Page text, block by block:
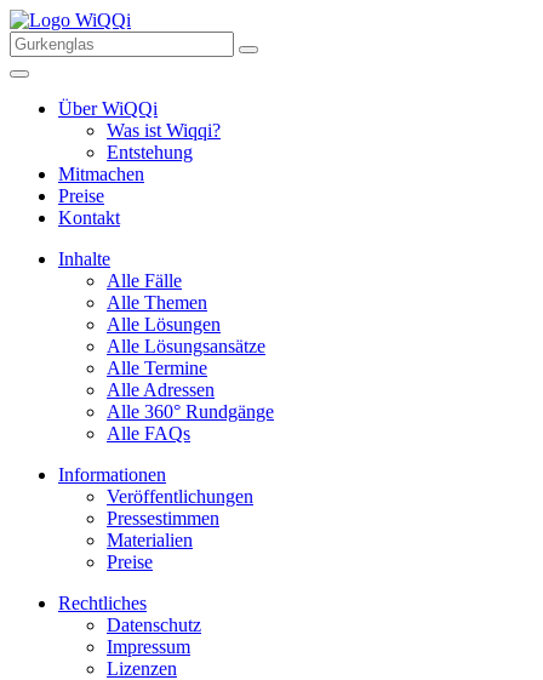
Über WiQQi
Was ist Wiqqi?
Entstehung
Mitmachen
Preise
Kontakt
Inhalte
Alle Fälle
Alle Themen
Alle Lösungen
Alle Lösungsansätze
Alle Termine
Alle Adressen
Alle 360° Rundgänge
Alle FAQs
Informationen
Veröffentlichungen
Pressestimmen
Materialien
Preise
Rechtliches
Datenschutz
Impressum
Lizenzen